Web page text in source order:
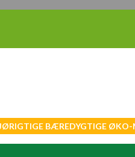
BÆREDYGTIGE ØKO-